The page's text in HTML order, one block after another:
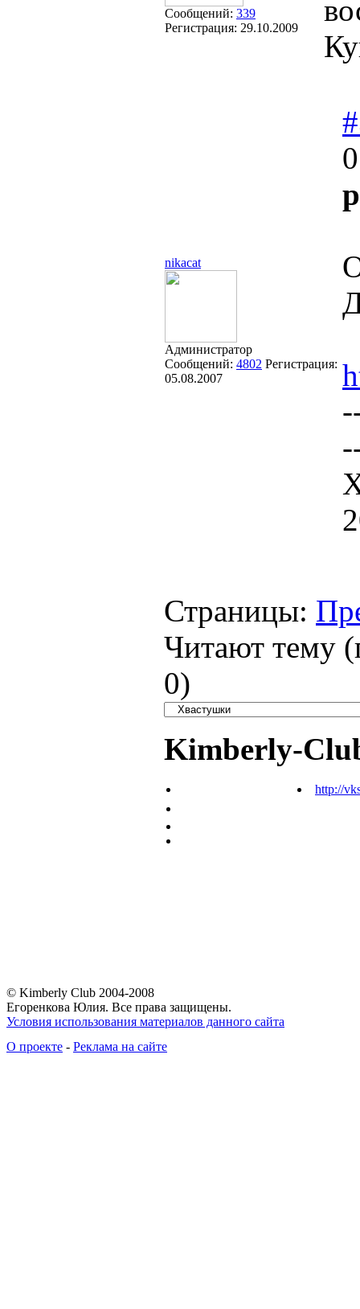
Сообщений: 339
Регистрация: 29.10.2009
nikacat
Администратор
Сообщений: 4802 Регистрация:
05.08.2007
Страницы:
Читают тему
0)
Kimberly-
http://
© Kimberly Club 2004-2008
Егоренкова Юлия. Все права защищены.
Условия использования материалов данного сайта
О проекте - Реклама на сайте